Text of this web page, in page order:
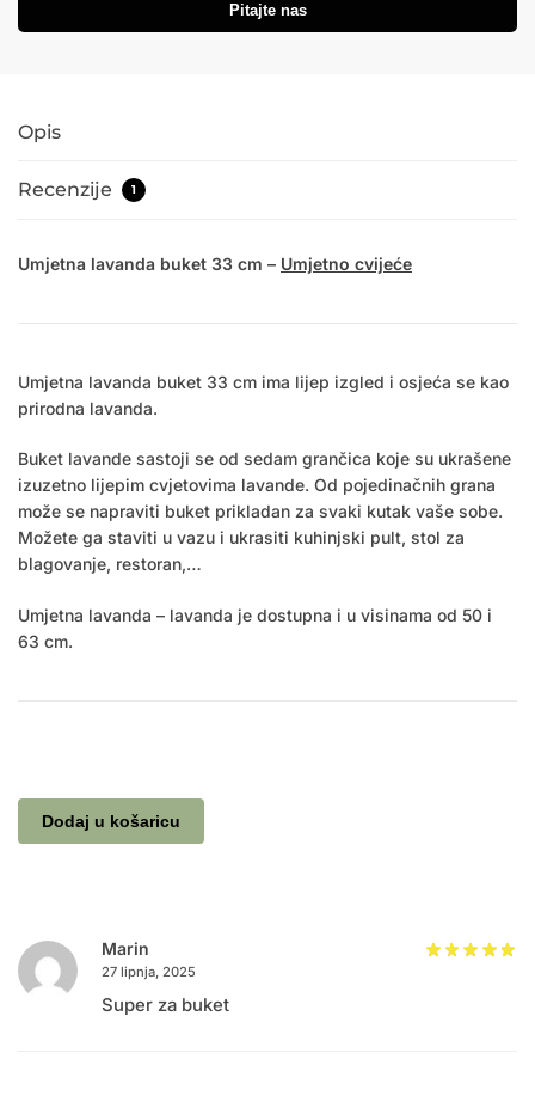
Pitajte nas
Opis
Recenzije 1
Umjetna lavanda buket 33 cm – Umjetno cvijeće
Umjetna lavanda buket 33 cm ima lijep izgled i osjeća se kao
prirodna lavanda.
Buket lavande sastoji se od sedam grančica koje su ukrašene
izuzetno lijepim cvjetovima lavande. Od pojedinačnih grana
može se napraviti buket prikladan za svaki kutak vaše sobe.
Možete ga staviti u vazu i ukrasiti kuhinjski pult, stol za
blagovanje, restoran,…
Umjetna lavanda – lavanda je dostupna i u visinama od 50 i
63 cm.
Dodaj u košaricu
Marin
27 lipnja, 2025
Super za buket